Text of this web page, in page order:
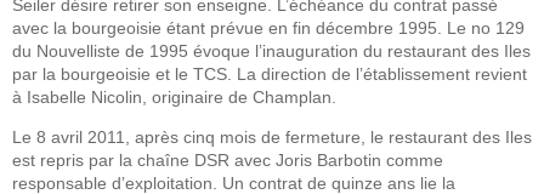
Seiler désire retirer son enseigne. L’échéance du contrat passé
avec la bourgeoisie étant prévue en fin décembre 1995. Le no 129
du Nouvelliste de 1995 évoque l’inauguration du restaurant des Iles
par la bourgeoisie et le TCS. La direction de l’établissement revient
à Isabelle Nicolin, originaire de Champlan.
Le 8 avril 2011, après cinq mois de fermeture, le restaurant des Iles
est repris par la chaîne DSR avec Joris Barbotin comme
responsable d’exploitation. Un contrat de quinze ans lie la